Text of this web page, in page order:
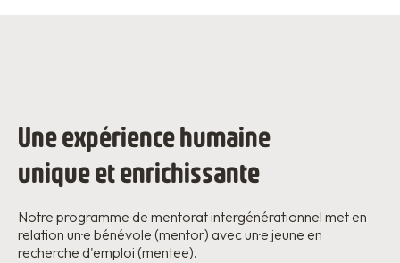
Une expérience humaine
unique et enrichissante
Notre programme de mentorat intergénérationnel met en
relation un·e bénévole (mentor) avec un·e jeune en
recherche d'emploi (mentee).